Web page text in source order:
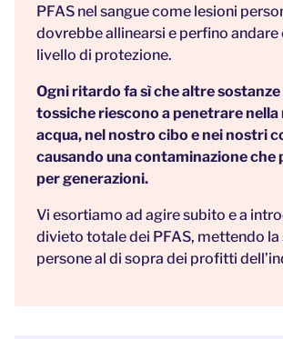
PFAS nel sangue come lesioni
dovrebbe allinearsi e perfino
livello di protezione.
Ogni ritardo fa sì che altre
tossiche riescono a penetrare
acqua, nel nostro cibo e nei nostri
causando una contaminazione che
per generazioni.
Vi esortiamo ad agire subito e a
divieto totale dei PFAS, mettendo la
persone al di sopra dei profitti